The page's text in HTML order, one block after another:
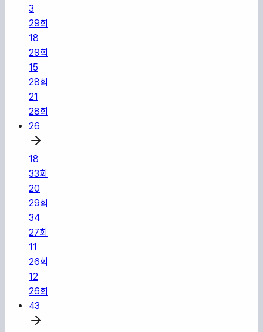
3
29회
18
29회
15
28회
21
28회
26
18
33회
20
29회
34
27회
11
26회
12
26회
43